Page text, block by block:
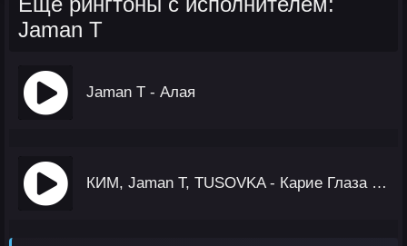
Jaman T
Jaman T - Алая
КИМ, Jaman T, TUSOVKA - Карие Глаза 2.0